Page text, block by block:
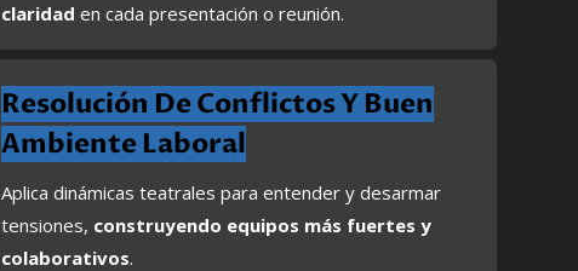
claridad en cada presentación o reunión.
Resolución De Conflictos Y Buen
Ambiente Laboral
Aplica dinámicas teatrales para entender y desarmar
tensiones, construyendo equipos más fuertes y
colaborativos.